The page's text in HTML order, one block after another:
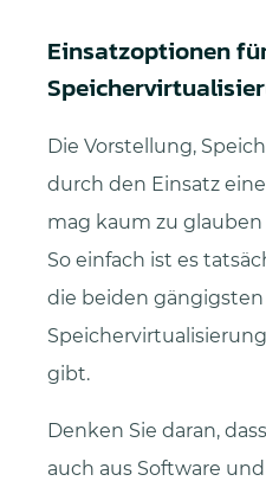
Einsatzoptionen
Die Vorstellung,
durch den Einsatz
mag kaum zu
So einfach ist es
die beiden
gibt.
Denken Sie daran,
auch aus Software